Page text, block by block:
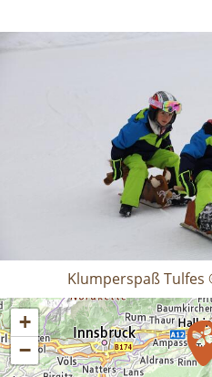
Klumperspaß Tulfes
+
−